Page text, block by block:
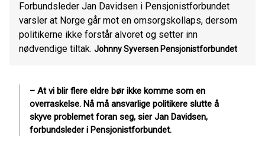
Forbundsleder Jan Davidsen i Pensjonistforbundet
varsler at Norge går mot en omsorgskollaps, dersom
politikerne ikke forstår alvoret og setter inn
nødvendige tiltak. Johnny Syversen Pensjonistforbundet
– At vi blir flere eldre bør ikke komme som en
overraskelse. Nå må ansvarlige politikere slutte å
skyve problemet foran seg, sier Jan Davidsen,
forbundsleder i Pensjonistforbundet.